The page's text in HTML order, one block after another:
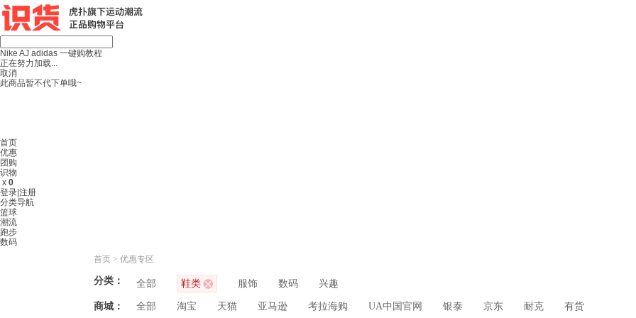
Nike AJ adidas 一键购教程
正在努力加载...
取消
此商品暂不代下单哦~
首页
优惠
团购
识物
x 0
登录 注册
分类导航
篮球
潮流
跑步
数码
首页 > 优惠专区
分类： 全部 鞋类 服饰 数码 兴趣
商城： 全部 淘宝 天猫 亚马逊 考拉海购 UA中国官网 银泰 京东 耐克 有货